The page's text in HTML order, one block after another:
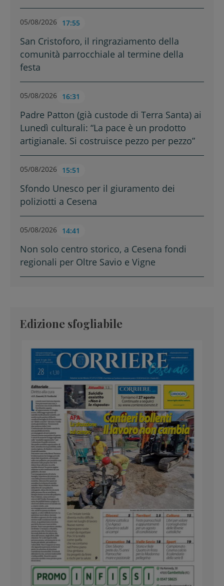
05/08/2026 17:55
San Cristoforo, il ringraziamento della
comunità parrocchiale al termine della
festa
05/08/2026 16:31
Padre Patton (già custode di Terra Santa) ai
Lunedì culturali: “La pace è un prodotto
artigianale. Si costruisce pezzo per pezzo”
05/08/2026 15:51
Sfondo Unesco per il giuramento dei
poliziotti a Cesena
05/08/2026 14:41
Non solo centro storico, a Cesena fondi
regionali per Oltre Savio e Vigne
Edizione sfogliabile